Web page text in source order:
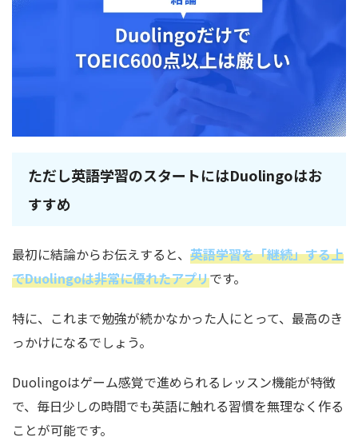
ただし英語学習のスタートにはDuolingoはお
すすめ
最初に結論からお伝えすると、 英語学習を「継続」する上
でDuolingoは非常に優れたアプリです。
特に、これまで勉強が続かなかった人にとって、最高のき
っかけになるでしょう。
Duolingoはゲーム感覚で進められるレッスン機能が特徴
で、毎日少しの時間でも英語に触れる習慣を無理なく作る
ことが可能です。